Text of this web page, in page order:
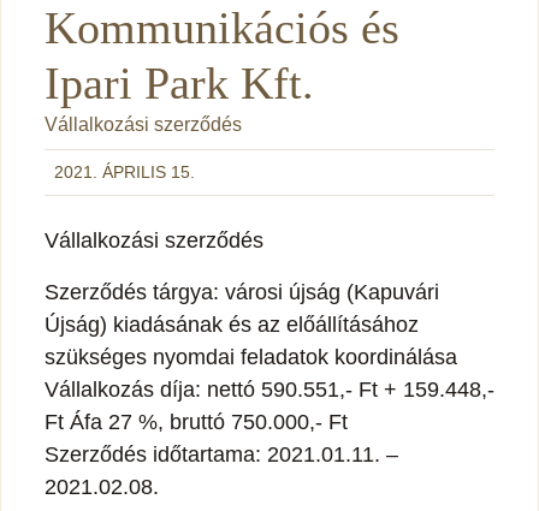
Kommunikációs és
Ipari Park Kft.
Vállalkozási szerződés
2021. ÁPRILIS 15.
Vállalkozási szerződés
Szerződés tárgya: városi újság (Kapuvári
Újság) kiadásának és az előállításához
szükséges nyomdai feladatok koordinálása
Vállalkozás díja: nettó 590.551,- Ft + 159.448,-
Ft Áfa 27 %, bruttó 750.000,- Ft
Szerződés időtartama: 2021.01.11. –
2021.02.08.